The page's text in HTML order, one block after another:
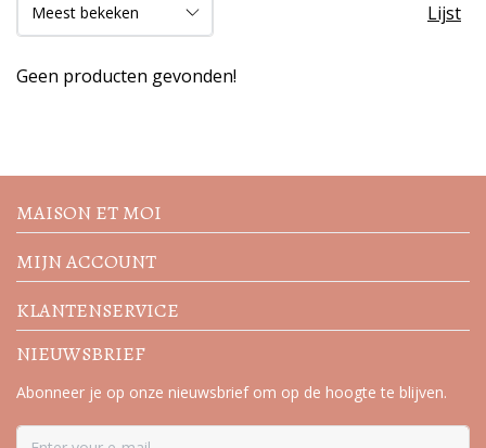
Lijst
Geen producten gevonden!
acties
MAISON ET MOI
MIJN ACCOUNT
KLANTENSERVICE
NIEUWSBRIEF
Abonneer je op onze nieuwsbrief om op de hoogte te blijven.